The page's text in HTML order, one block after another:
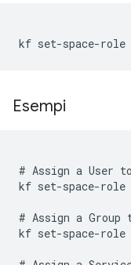
kf set-space-role
Esempi
# Assign a User
kf set-space-role
# Assign a Group
kf set-space-role